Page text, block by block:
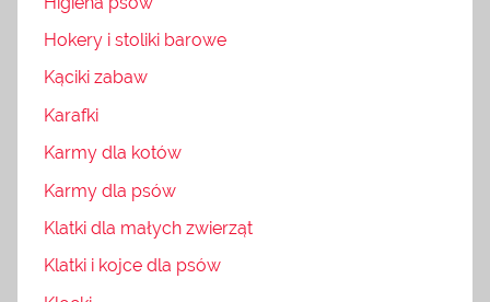
Hokery i stoliki barowe
Kąciki zabaw
Karafki
Karmy dla kotów
Karmy dla psów
Klatki dla małych zwierząt
Klatki i kojce dla psów